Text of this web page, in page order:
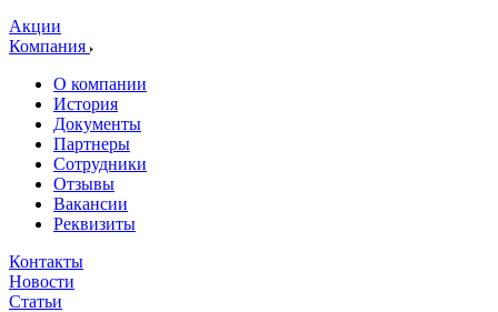
Акции
Компания
О компании
История
Документы
Партнеры
Сотрудники
Отзывы
Вакансии
Реквизиты
Контакты
Новости
Статьи